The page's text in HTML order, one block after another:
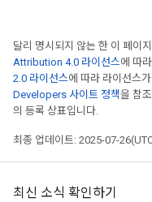
달리 명시되지 않는 한 이 페이
Attribution 4.0 라이선스에 따
2.0 라이선스에 따라 라이선스
Developers 사이트 정책을 참
의 등록 상표입니다.
최종 업데이트: 2025-07-
최신 소식 확인하기